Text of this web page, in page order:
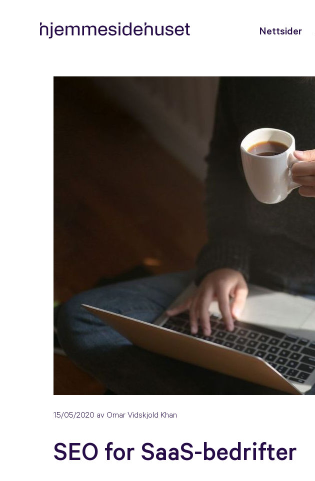
Nettsider
15/05/2020 av Omar Vidskjold Khan
SEO for SaaS-bedrifter